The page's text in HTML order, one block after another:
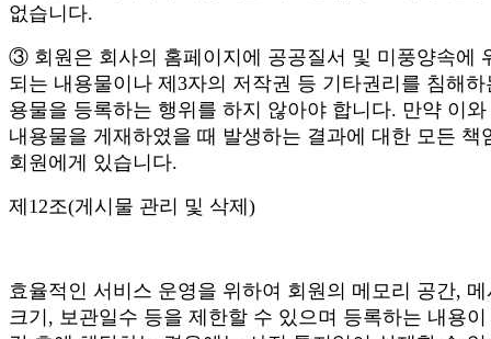
없습니다.
③ 회원은 회사의 홈페이지에 공공질서 및 미풍양속에
되는 내용물이나 제3자의 저작권 등 기타권리를 침해하
용물을 등록하는 행위를 하지 않아야 합니다. 만약 이
내용물을 게재하였을 때 발생하는 결과에 대한 모든 책
회원에게 있습니다.
제12조(게시물 관리 및 삭제)
효율적인 서비스 운영을 위하여 회원의 메모리 공간,
크기, 보관일수 등을 제한할 수 있으며 등록하는 내용